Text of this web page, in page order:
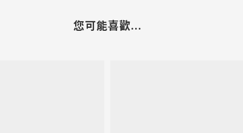
您可能喜歡...